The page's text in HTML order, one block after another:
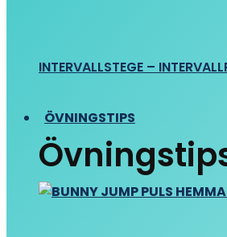
INTERVALLSTEGE –
ÖVNINGSTIPS